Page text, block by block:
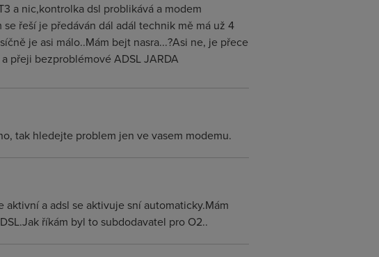
a nic,kontrolka dsl problikává a modem
řeší je předáván dál adál technik mě má už 4
je asi málo..Mám bejt nasra...?Asi ne, je přece
přeji bezproblémové ADSL JARDA
tak hledejte problem jen ve vasem modemu.
a adsl se aktivuje sní automaticky.Mám
říkám byl to subdodavatel pro O2..